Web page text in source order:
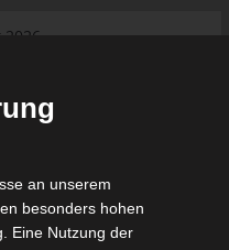
und 23. August
an
der ersten 15
2026/2027
an unserem
besonders hohen
Eine Nutzung der